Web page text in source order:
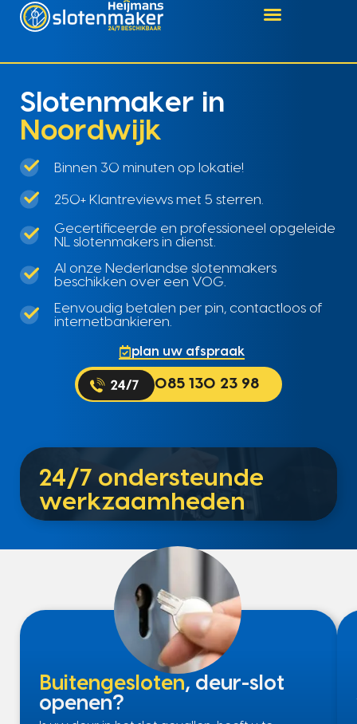
Slotenmaker in
Noordwijk
Binnen 30 minuten op lokatie!
250+ Klantreviews met 5 sterren.
Gecertificeerde en professioneel opgeleide
NL slotenmakers in dienst.
Al onze Nederlandse slotenmakers
beschikken over een VOG.
Eenvoudig betalen per pin, contactloos of
internetbankieren.
plan uw afspraak
085 130 23 98
24/7 ondersteunde
werkzaamheden
Buitengesloten, deur-slot
openen?